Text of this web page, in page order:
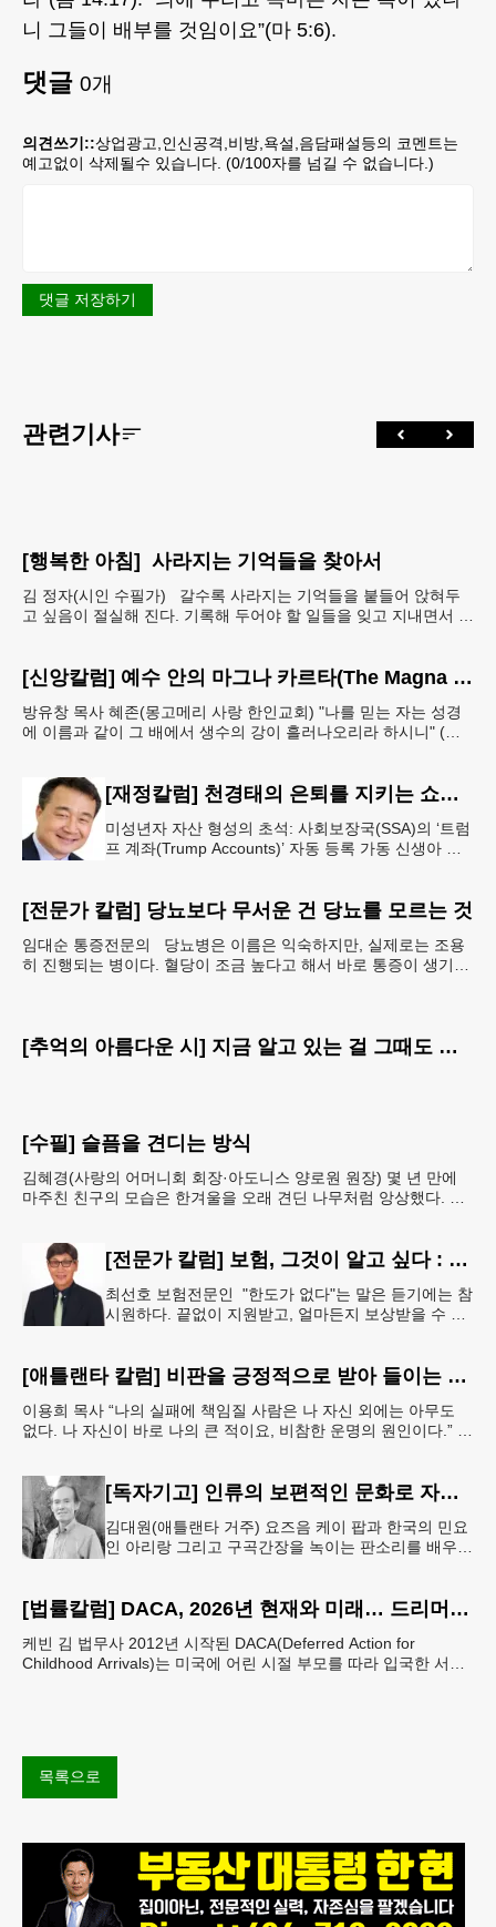
니 그들이 배부를 것임이요”(마 5:6).
댓글 0개
의견쓰기::상업광고,인신공격,비방,욕설,음담패설등의 코멘트는
예고없이 삭제될수 있습니다. (0/100자를 넘길 수 없습니다.)
댓글 저장하기
관련기사
[행복한 아침] 사라지는 기억들을 찾아서
김 정자(시인 수필가) 갈수록 사라지는 기억들을 붙들어 앉혀두
고 싶음이 절실해 진다. 기록해 두어야 할 일들을 잊고 지내면서 아
[신앙칼럼] 예수 안의 마그나 카르타(The Magna Carta in Jesus, 요한복음John 7:38)
방유창 목사 혜존(몽고메리 사랑 한인교회) "나를 믿는 자는 성경
에 이름과 같이 그 배에서 생수의 강이 흘러나오리라 하시니" (요
[재정칼럼] 천경태의 은퇴를 지키는 쇼셜시큐리티 인사이트 - 은퇴와 생활의 기초를 지키는 가장 현실적인 제도 읽기 (18)
미성년자 자산 형성의 초석: 사회보장국(SSA)의 ‘트럼
프 계좌(Trump Accounts)’ 자동 등록 가동 신생아 출
[전문가 칼럼] 당뇨보다 무서운 건 당뇨를 모르는 것
임대순 통증전문의 당뇨병은 이름은 익숙하지만, 실제로는 조용
히 진행되는 병이다. 혈당이 조금 높다고 해서 바로 통증이 생기거
[추억의 아름다운 시] 지금 알고 있는 걸 그때도 알았더라면
[수필] 슬픔을 견디는 방식
김혜경(사랑의 어머니회 회장·아도니스 양로원 원장) 몇 년 만에
마주친 친구의 모습은 한겨울을 오래 견딘 나무처럼 앙상했다. 핏
[전문가 칼럼] 보험, 그것이 알고 싶다 : 주택보험, 보상 한도액은 얼마나 가입해야 할까?
최선호 보험전문인 "한도가 없다"는 말은 듣기에는 참
시원하다. 끝없이 지원받고, 얼마든지 보상받을 수 있
[애틀랜타 칼럼] 비판을 긍정적으로 받아 들이는 마음
이용희 목사 “나의 실패에 책임질 사람은 나 자신 외에는 아무도
없다. 나 자신이 바로 나의 큰 적이요, 비참한 운명의 원인이다.” 이
[독자기고] 인류의 보편적인 문화로 자리매김 한 K-컬쳐
김대원(애틀랜타 거주) 요즈음 케이 팝과 한국의 민요
인 아리랑 그리고 구곡간장을 녹이는 판소리를 배우고
[법률칼럼] DACA, 2026년 현재와 미래… 드리머들의 선택은 무엇인가
케빈 김 법무사 2012년 시작된 DACA(Deferred Action for
Childhood Arrivals)는 미국에 어린 시절 부모를 따라 입국한 서류
목록으로